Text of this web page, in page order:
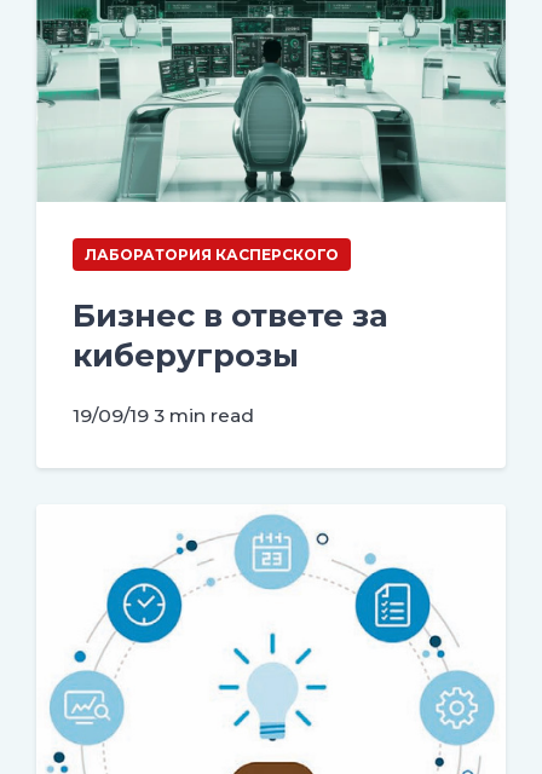
ЛАБОРАТОРИЯ КАСПЕРСКОГО
Бизнес в ответе за
киберугрозы
19/09/19 3 min read